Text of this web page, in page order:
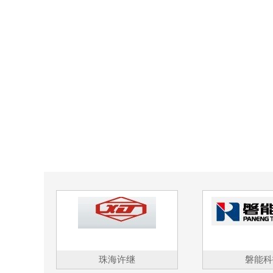
珠海许继 磐能